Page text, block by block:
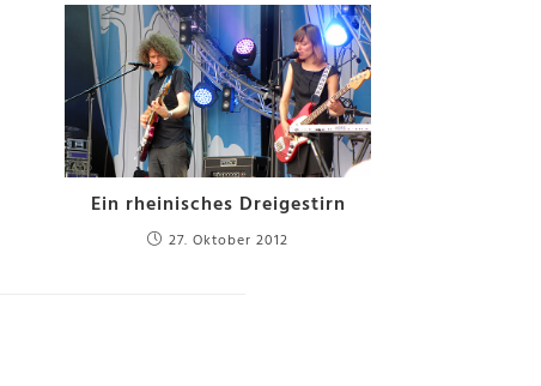
Ein rheinisches Dreigestirn
27. Oktober 2012